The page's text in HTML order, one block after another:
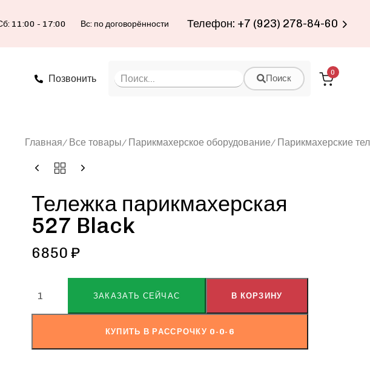
11:00 - 17:00 Вс: по договорённости Телефон: +7 (923) 278-84-60
Позвонить Поиск
0
Главная Все товары Парикмахерское оборудование Парикмахерские
Тележка парикмахерская
527 Black
6850 ₽
ЗАКАЗАТЬ СЕЙЧАС В КОРЗИНУ
КУПИТЬ В РАССРОЧКУ 0-0-6